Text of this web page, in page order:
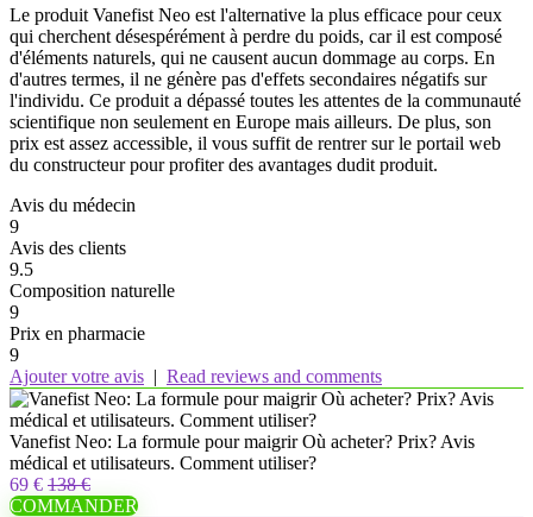
Le produit Vanefist Neo est l'alternative la plus efficace pour ceux
qui cherchent désespérément à perdre du poids, car il est composé
d'éléments naturels, qui ne causent aucun dommage au corps. En
d'autres termes, il ne génère pas d'effets secondaires négatifs sur
l'individu. Ce produit a dépassé toutes les attentes de la communauté
scientifique non seulement en Europe mais ailleurs. De plus, son
prix est assez accessible, il vous suffit de rentrer sur le portail web
du constructeur pour profiter des avantages dudit produit.
Avis du médecin
9
Avis des clients
9.5
Composition naturelle
9
Prix ​​en pharmacie
9
Ajouter votre avis | Read reviews and comments
Vanefist Neo: La formule pour maigrir Où acheter? Prix? Avis
médical et utilisateurs. Comment utiliser?
69 € 138 €
COMMANDER